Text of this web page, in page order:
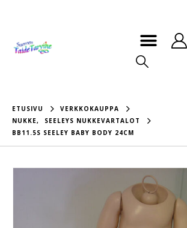
ETUSIVU
VERKKOKAUPPA
NUKKE,
SEELEYS NUKKEVARTALOT
BB11.5S SEELEY BABY BODY 24CM